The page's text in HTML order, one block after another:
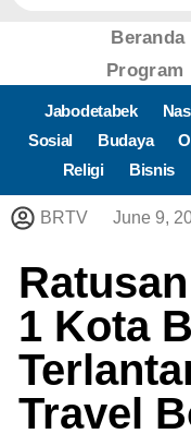
Beranda
Program
Jabodetabek
Sosial
Budaya
Religi
Bisnis
BRTV June 9,
1 Kota
Travel